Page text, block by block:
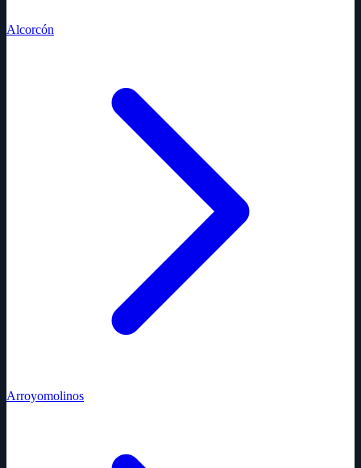
Alcorcón
Arroyomolinos